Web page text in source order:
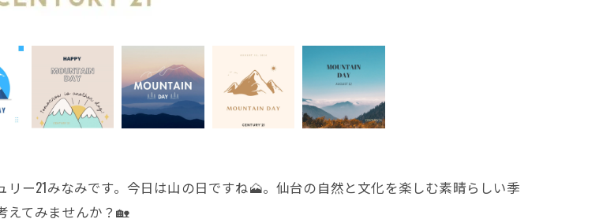
ー21みなみです。今日は山の日ですね🗻。仙台の自然と文化を楽しむ素晴らしい季
えてみませんか？🏡